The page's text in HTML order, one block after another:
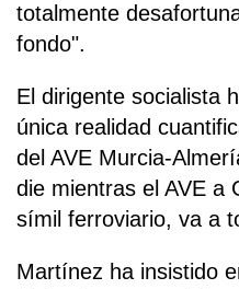
totalmente
fondo".
El dirigente socialista
única realidad
del AVE Murcia-
die mientras el AVE a
símil ferroviario, va a
Martínez ha insistido